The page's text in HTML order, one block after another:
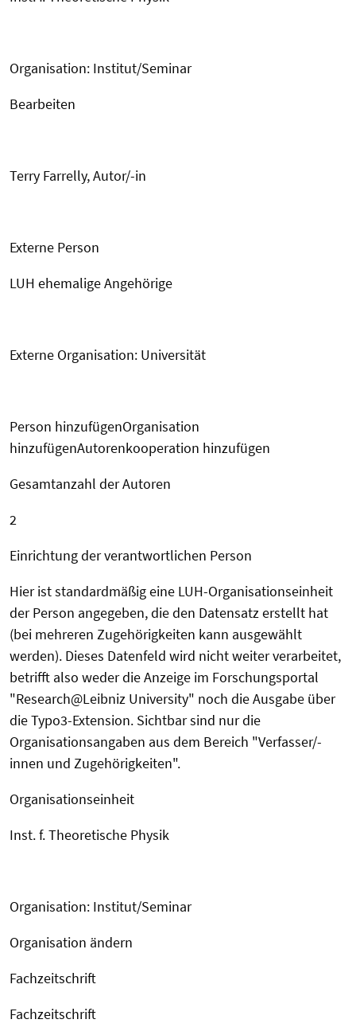
Organisation: Institut/Seminar
Bearbeiten
Terry Farrelly, Autor/-in
Externe Person
LUH ehemalige Angehörige
Externe Organisation: Universität
Person hinzufügenOrganisation
hinzufügenAutorenkooperation hinzufügen
Gesamtanzahl der Autoren
2
Einrichtung der verantwortlichen Person
Hier ist standardmäßig eine LUH-Organisationseinheit
der Person angegeben, die den Datensatz erstellt hat
(bei mehreren Zugehörigkeiten kann ausgewählt
werden). Dieses Datenfeld wird nicht weiter verarbeitet,
betrifft also weder die Anzeige im Forschungsportal
"Research@Leibniz University" noch die Ausgabe über
die Typo3-Extension. Sichtbar sind nur die
Organisationsangaben aus dem Bereich "Verfasser/-
innen und Zugehörigkeiten".
Organisationseinheit
Inst. f. Theoretische Physik
Organisation: Institut/Seminar
Organisation ändern
Fachzeitschrift
Fachzeitschrift